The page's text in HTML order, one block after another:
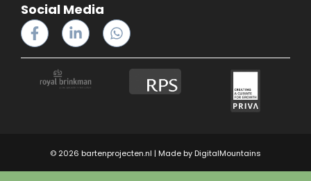
Social Media
© 2026 bartenprojecten.nl | Made by DigitalMountains